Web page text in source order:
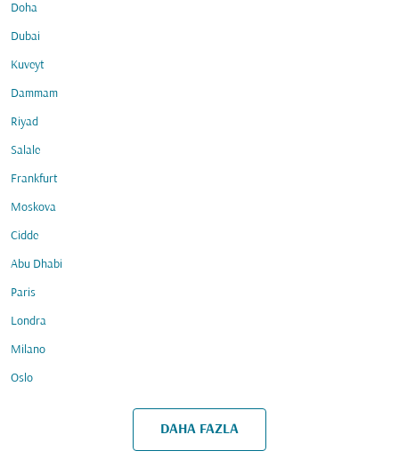
Doha
Dubai
Kuveyt
Dammam
Riyad
Salale
Frankfurt
Moskova
Cidde
Abu Dhabi
Paris
Londra
Milano
Oslo
DAHA FAZLA